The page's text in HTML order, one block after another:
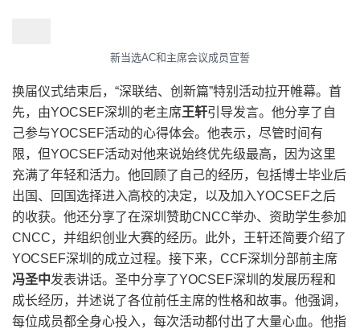
新当选AC和主席会议成员宣誓
换届仪式结束后，“深联结、创新篇”特别活动拉开帷幕。首
先，由YOCSEF深圳的老主席王轩引导发言。他分享了自
己参与YOCSEF活动的心得体会。他表示，尽管时间有
限，但YOCSEF活动对他来说始终优先级最高，因为这里
充满了年轻和活力。他回顾了自己的经历，包括博士毕业后
出国、回国选择进入高校的决定，以及加入YOCSEF之后
的收获。他还分享了在深圳赞助CNCC举办、资助学生参加
CNCC，并组织创业大赛的经历。此外，王轩还简要介绍了
YOCSEF深圳的成立过程。接下来，CCF深圳分部前主席
冯圣中发表讲话。圣中分享了YOCSEF深圳的发展历程和
成长经历，并述说了各位前任主席的性格和故事。他强调，
每位成员都全身心投入，每次活动都付出了大量心血。他指